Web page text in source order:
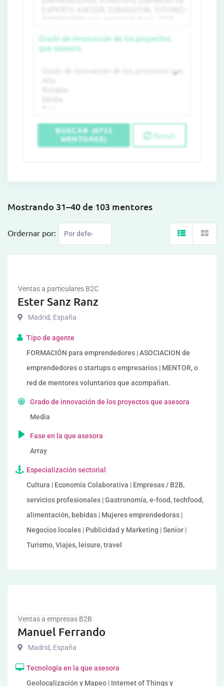
Grado de innovación de los proyectos
que asesora
BUSCAR (6711
MENTORES)
Reset
Mostrando 31–40 de 103 mentores
Ordernar por:
Ventas a particulares B2C
Ester Sanz Ranz
Madrid, España
Tipo de agente
FORMACIÓN para emprendedores | ASOCIACION de
emprendedores o startups o empresarios | MENTOR, o
red de mentores voluntarios que acompañan.
Grado de innovación de los proyectos que asesora
Media
Fase en la que asesora
Array
Especialización sectorial
Cultura | Economía Colaborativa | Empresas / B2B,
servicios profesionales | Gastronomía, e-food, techfood,
alimentación, bebidas | Mujeres emprendedoras |
Negocios locales | Publicidad y Marketing | Senior |
Turismo, Viajes, leisure, travel
Ventas a empresas B2B
Manuel Ferrando
Madrid, España
Tecnología en la que asesora
Geolocalización y Mapeo | Internet of Things y